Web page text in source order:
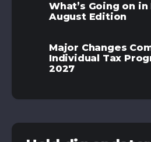
What’s Going on
August Edition
Major Changes
Individual Tax
2027